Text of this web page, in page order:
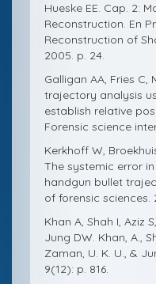
Hueske EE. Cap. 2:
Reconstruction. En
Reconstruction of
2005. p. 24.
Galligan AA, Fries C,
trajectory analysis
establish relative
Forensic science
Kerkhoff W,
The systemic error
handgun bullet
of forensic sciences.
Khan A, Shah I, Aziz
Jung DW. Khan, A.,
Zaman, U. K. U., &
9(12): p. 816.